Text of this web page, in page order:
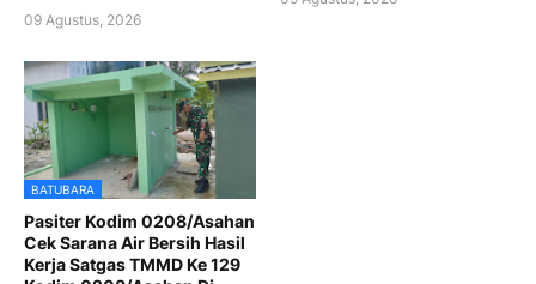
09 Agustus, 2026
BATUBARA
Pasiter Kodim 0208/Asahan
Cek Sarana Air Bersih Hasil
Kerja Satgas TMMD Ke 129